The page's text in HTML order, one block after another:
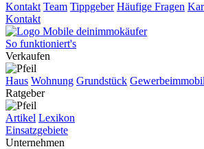
Kontakt Team Tippgeber Häufige Fragen
Kontakt
So funktioniert's
Verkaufen
Haus Wohnung Grundstück
Ratgeber
Artikel Lexikon
Einsatzgebiete
Unternehmen